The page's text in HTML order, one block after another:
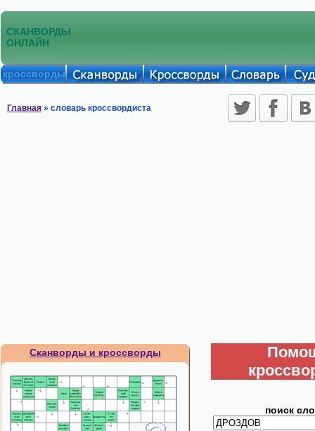
СКАНВОРДЫ
ОНЛАЙН
кроссворды
Главная » словарь кроссвордиста
Сканворды и кроссворды
поиск